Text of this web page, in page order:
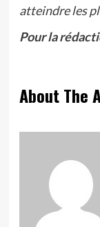
atteindre les
Pour la
About The